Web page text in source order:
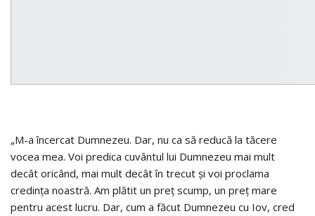
„M-a încercat Dumnezeu. Dar, nu ca să reducă la tăcere
vocea mea. Voi predica cuvântul lui Dumnezeu mai mult
decât oricând, mai mult decât în trecut şi voi proclama
credinţa noastră. Am plătit un preţ scump, un preţ mare
pentru acest lucru. Dar, cum a făcut Dumnezeu cu Iov, cred